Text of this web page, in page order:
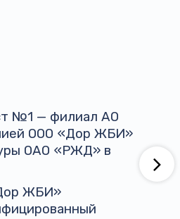
№1 — филиал АО
ООО «Дор ЖБИ»
ОАО «РЖД» в
ЖБИ»